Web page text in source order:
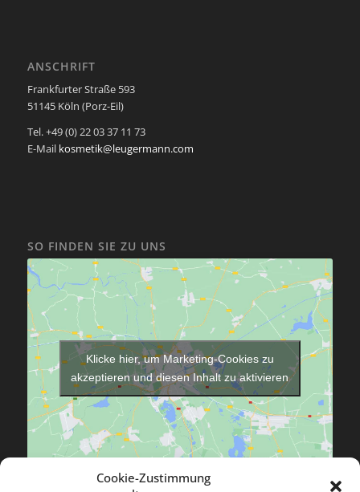
Cookie-Zustimmung
ANSCHRIFT
Frankfurter Straße 593
51145 Köln (Porz-Eil)
Tel. +49 (0) 22 03 37 11 73
E-Mail kosmetik@leugermann.com
SO FINDEN SIE ZU UNS
Klicke hier, um Marketing-Cookies zu
akzeptieren und diesen Inhalt zu aktivieren